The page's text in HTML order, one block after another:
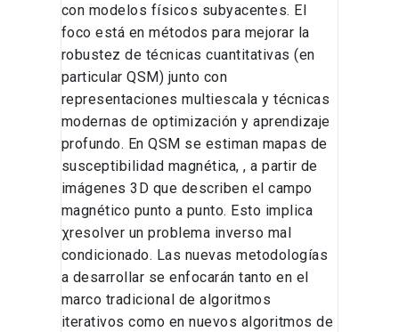
con modelos físicos subyacentes. El
foco está en métodos para mejorar la
robustez de técnicas cuantitativas (en
particular QSM) junto con
representaciones multiescala y técnicas
modernas de optimización y aprendizaje
profundo. En QSM se estiman mapas de
susceptibilidad magnética, , a partir de
imágenes 3D que describen el campo
magnético punto a punto. Esto implica
χresolver un problema inverso mal
condicionado. Las nuevas metodologías
a desarrollar se enfocarán tanto en el
marco tradicional de algoritmos
iterativos como en nuevos algoritmos de